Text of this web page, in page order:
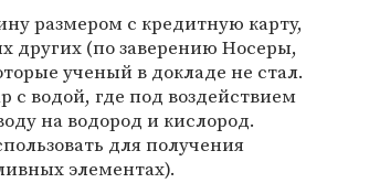
размером с кредитную карту,
других (по заверению Носеры,
ученый в докладе не стал.
с водой, где под воздействием
на водород и кислород.
для получения
элементах).